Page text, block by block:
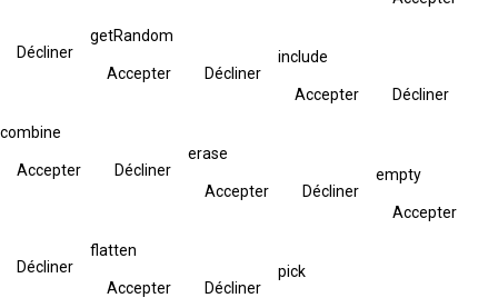
Décliner
getRandom
Accepter Décliner
include
Accepter Décliner
combine
Accepter Décliner
erase
Accepter Décliner
empty
Accepter
Décliner
flatten
Accepter Décliner
pick